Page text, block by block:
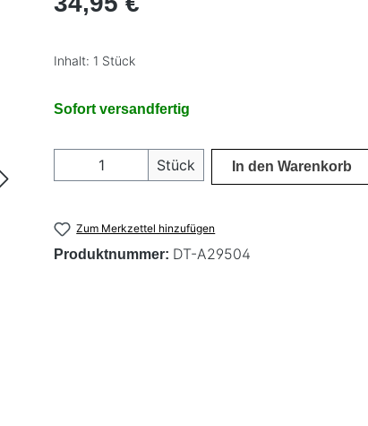
Inhalt: 1 Stück
Sofort versandfertig
Produkt Anzahl: Gib den
Stück In den Warenkorb
Zum Merkzettel hinzufügen
Produktnummer: DT-A29504